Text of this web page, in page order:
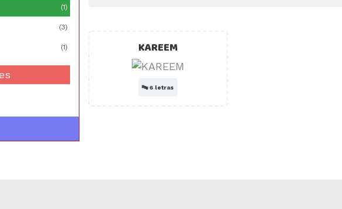
(1)
(3)
(1) KAREEM
🔤6 letras